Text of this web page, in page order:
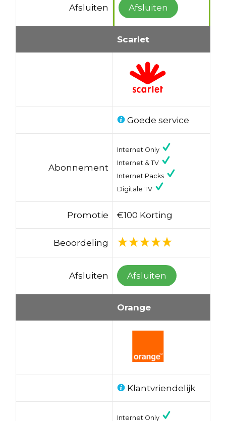
Afsluiten Afsluiten
Scarlet
Goede service
Abonnement
Internet Only
Internet & TV
Internet Packs
Digitale TV
Promotie €100 Korting
Beoordeling
Afsluiten Afsluiten
Orange
Klantvriendelijk
Internet Only